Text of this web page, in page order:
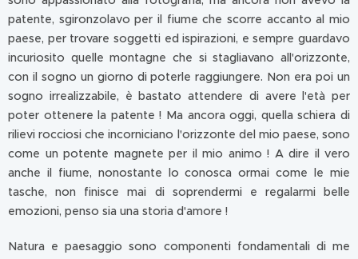
sono state
scattate dalla cima
del monte della
Sibilla (2175 mt),
sul confine...
patente, sgironzolavo per il fiume che scorre accanto al mio
paese, per trovare soggetti ed ispirazioni, e sempre guardavo
incuriosito quelle montagne che si stagliavano all'orizzonte,
con il sogno un giorno di poterle raggiungere. Non era poi un
sogno irrealizzabile, è bastato attendere di avere l'età per
poter ottenere la patente ! Ma ancora oggi, quella schiera di
rilievi rocciosi che incorniciano l'orizzonte del mio paese, sono
come un potente magnete per il mio animo ! A dire il vero
anche il fiume, nonostante lo conosca ormai come le mie
tasche, non finisce mai di soprendermi e regalarmi belle
emozioni, penso sia una storia d'amore !
Natura e paesaggio sono componenti fondamentali di me